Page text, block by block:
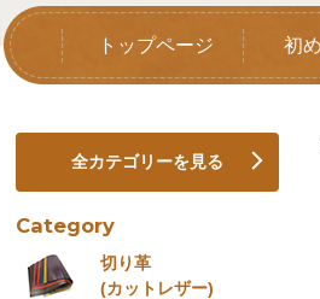
トップページ 初
全カテゴリーを見る
Category
切り革
(カットレザー)